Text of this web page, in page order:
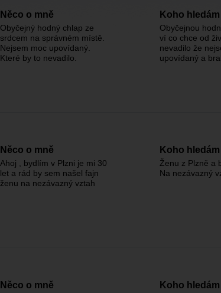
Něco o mně
Obyčejný hodný chlap ze
srdcem na správném místě.
Nejsem moc upovídaný.
Které by to nevadilo.
Koho hledám
Obyčejnou
ví co chce od
nevadilo že
upovídaný a
Něco o mně
Ahoj , bydlím v Plzni je mi 30
let a rád by sem našel fajn
ženu na nezávazný vztah
Koho hledám
Ženu z Plzně a
Na nezávazný
Něco o mně Koho hledám